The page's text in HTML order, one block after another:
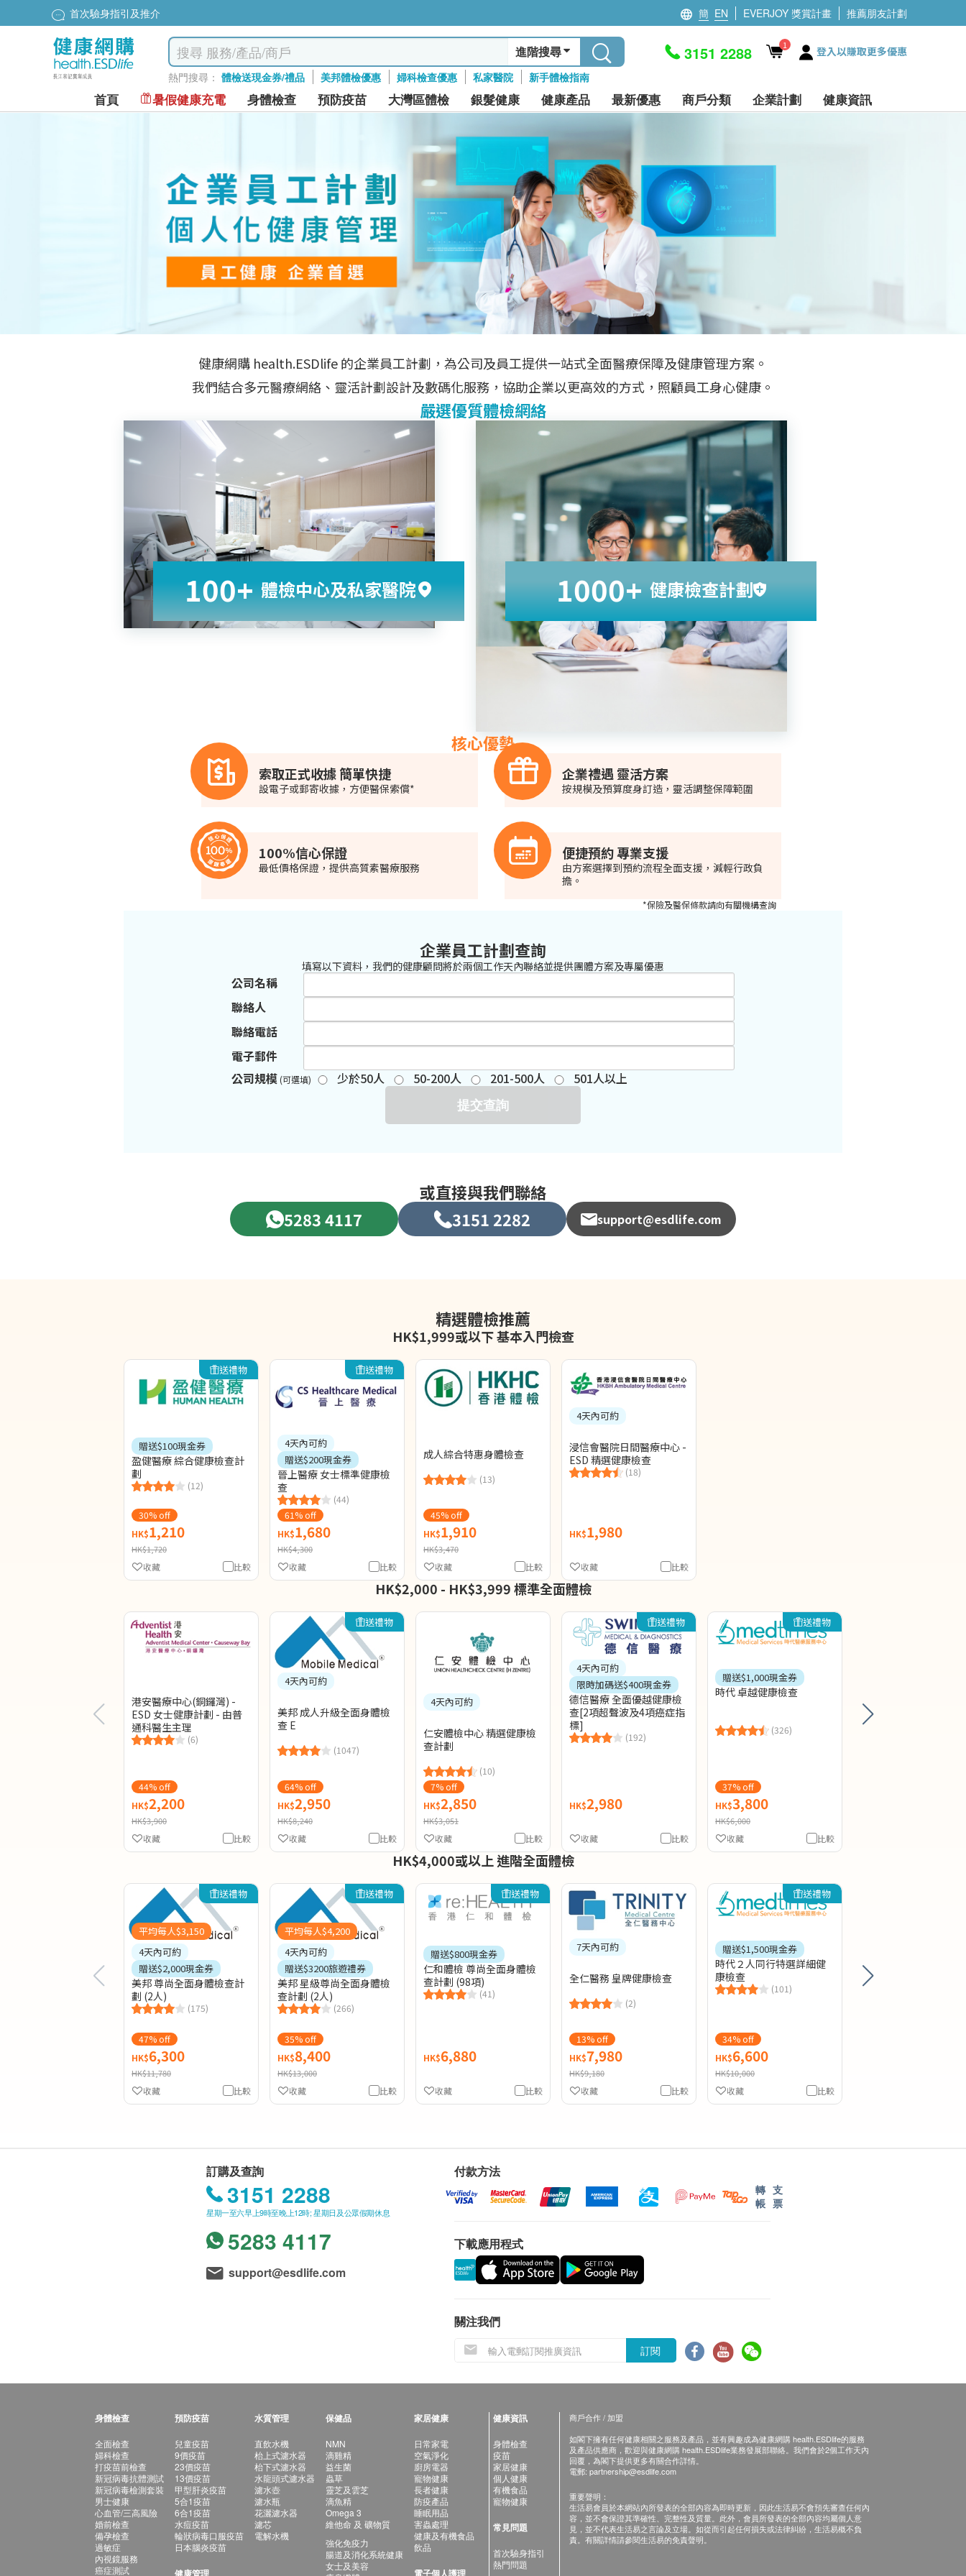
首次驗身指引及推介 簡 EN EVERJOY 獎賞計畫 推薦朋友計劃
進階搜尋
熱門搜尋： 體檢送現金券/禮品 美邦體檢優惠 婦科檢查優惠 私家醫院 新手體檢指南
3151 2288 1 登入以賺取更多優惠
首頁 暑假健康充電 身體檢查 預防疫苗 大灣區體檢 銀髮健康 健康產品 最新優惠 商戶分類 企業計劃 健康資訊
健康網購 health.ESDlife的企業員工計劃，為公司及員工提供一站式全面醫療保障及健康管理方案。
我們結合多元醫療網絡、靈活計劃設計及數碼化服務，協助企業以更高效的方式，照顧員工身心健康。
嚴選優質體檢網絡
100+ 體檢中心及私家醫院 1000+ 健康檢查計劃
核心優勢
索取正式收據 簡單快捷
設電子或郵寄收據，方便醫保索償*
企業禮遇 靈活方案
按規模及預算度身訂造，靈活調整保障範圍
100%信心保證
最低價格保證，提供高質素醫療服務
便捷預約 專業支援
由方案選擇到預約流程全面支援，減輕行政負
擔。
*保險及醫保條款請向有關機構查詢
企業員工計劃查詢
填寫以下資料，我們的健康顧問將於兩個工作天內聯絡並提供團體方案及專屬優惠
公司名稱
聯絡人
聯絡電話
電子郵件
公司規模 (可選填) 少於50人 50-200人 201-500人 501人以上
提交查詢
或直接與我們聯絡
5283 4117
3151 2282 support@esdlife.com
精選體檢推薦
HK$1,999或以下 基本入門檢查
送禮物
贈送$100現金券
盈健醫療 綜合健康檢查計
劃
(12)
30% off
HK$1,210
HK$1,720
比較
收藏
送禮物
4天內可約
贈送$200現金券
晉上醫療 女士標準健康檢
查
(44)
61% off
HK$1,680
HK$4,300
比較
收藏
成人綜合特惠身體檢查
(13)
45% off
HK$1,910
HK$3,470
比較
收藏
4天內可約
浸信會醫院日間醫療中心 -
ESD 精選健康檢查
(18)
HK$1,980
比較
收藏
HK$2,000 - HK$3,999 標準全面體檢
港安醫療中心(銅鑼灣) -
ESD 女士健康計劃 - 由普
通科醫生主理
(6)
44% off
HK$2,200
HK$3,900
比較
收藏
送禮物
4天內可約
美邦 成人升級全面身體檢
查 E
(1047)
64% off
HK$2,950
HK$8,240
比較
收藏
4天內可約
仁安體檢中心 精選健康檢
查計劃
(10)
7% off
HK$2,850
HK$3,051
比較
收藏
送禮物
4天內可約
限時加碼送$400現金券
德信醫療 全面優越健康檢
查[2項超聲波及4項癌症指
標]
(192)
HK$2,980
比較
收藏
送禮物
贈送$1,000現金券
時代 卓越健康檢查
(326)
37% off
HK$3,800
HK$6,000
比較
收藏
HK$4,000或以上 進階全面體檢
送禮物
平均每人$3,150
4天內可約
贈送$2,000現金券
美邦 尊尚全面身體檢查計
劃 (2人)
(175)
47% off
HK$6,300
HK$11,780
比較
收藏
送禮物
平均每人$4,200
4天內可約
贈送$3200旅遊禮券
美邦 星級尊尚全面身體檢
查計劃 (2人)
(266)
35% off
HK$8,400
HK$13,000
比較
收藏
送禮物
贈送$800現金券
仁和體檢 尊尚全面身體檢
查計劃 (98項)
(41)
HK$6,880
比較
收藏
7天內可約
全仁醫務 皇牌健康檢查
(2)
13% off
HK$7,980
HK$9,180
比較
收藏
送禮物
贈送$1,500現金券
時代２人同行特選詳細健
康檢查
(101)
34% off
HK$6,600
HK$10,000
比較
收藏
訂購及查詢
3151 2288
星期一至六早上9時至晚上12時; 星期日及公眾假期休息
5283 4117
support@esdlife.com
付款方法
轉
帳
支
票
下載應用程式
關注我們
訂閱
身體檢查
全面檢查
婦科檢查
打疫苗前檢查
新冠病毒抗體測試
新冠病毒檢測套裝
男士健康
心血管/三高風險
婚前檢查
備孕檢查
過敏症
內視鏡服務
癌症測試
預防疫苗
兒童疫苗
9價疫苗
23價疫苗
13價疫苗
甲型肝炎疫苗
5合1疫苗
6合1疫苗
水痘疫苗
輪狀病毒口服疫苗
日本腦炎疫苗
水質管理
直飲水機
枱上式濾水器
枱下式濾水器
水龍頭式濾水器
濾水壺
濾水瓶
花灑濾水器
濾芯
電解水機
保健品
NMN
滴雞精
益生菌
蟲草
靈芝及雲芝
滴魚精
Omega 3
維他命 及 礦物質
強化免疫力
腸道及消化系統健康
女士及美容
家居健康
日常家電
空氣淨化
廚房電器
寵物健康
長者健康
防疫產品
睡眠用品
害蟲處理
健康及有機食品
飲品
健康資訊
身體檢查
疫苗
家居健康
個人健康
有機食品
寵物健康
常見問題
首次驗身指引
熱門問題
商戶合作 / 加盟
如閣下擁有任何健康相關之服務及產品，並有興趣成為健康網購 health.ESDlife的服務
及產品供應商，歡迎與健康網購 health.ESDlife業務發展部聯絡。我們會於2個工作天內
回覆，為閣下提供更多有關合作詳情。
電郵: partnership@esdlife.com
重要聲明：
生活易會員於本網站內所發表的全部內容為即時更新，因此生活易不會預先審查任何內
容，並不會保證其準確性、完整性及質量。此外，會員所發表的全部內容均屬個人意
見，並不代表生活易之言論及立場。如從而引起任何損失或法律糾紛，生活易概不負
責。有關詳情請參閱生活易的免責聲明。